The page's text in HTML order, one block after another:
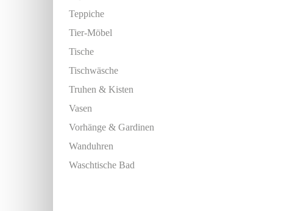
Teppiche
Tier-Möbel
Tische
Tischwäsche
Truhen & Kisten
Vasen
Vorhänge & Gardinen
Wanduhren
Waschtische Bad